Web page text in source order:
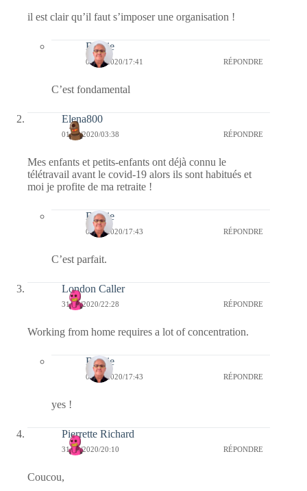
il est clair qu’il faut s’imposer une organisation !
Bernie
01/04/2020/17:41 RÉPONDRE
C’est fondamental
Elena800
01/04/2020/03:38 RÉPONDRE
Mes enfants et petits-enfants ont déjà connu le
télétravail avant le covid-19 alors ils sont habitués et
moi je profite de ma retraite !
Bernie
01/04/2020/17:43 RÉPONDRE
C’est parfait.
London Caller
31/03/2020/22:28 RÉPONDRE
Working from home requires a lot of concentration.
Bernie
01/04/2020/17:43 RÉPONDRE
yes !
Pierrette Richard
31/03/2020/20:10 RÉPONDRE
Coucou,